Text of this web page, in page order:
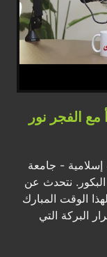
الفجر نور
إسلامية - جامعة
نتحدث عن
الوقت المبارك
البركة التي